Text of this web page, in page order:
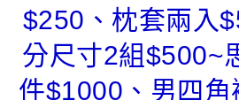
$250、枕套兩入
分尺寸2組$500~
件$1000、男四